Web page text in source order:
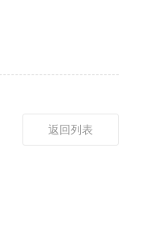
返回列表